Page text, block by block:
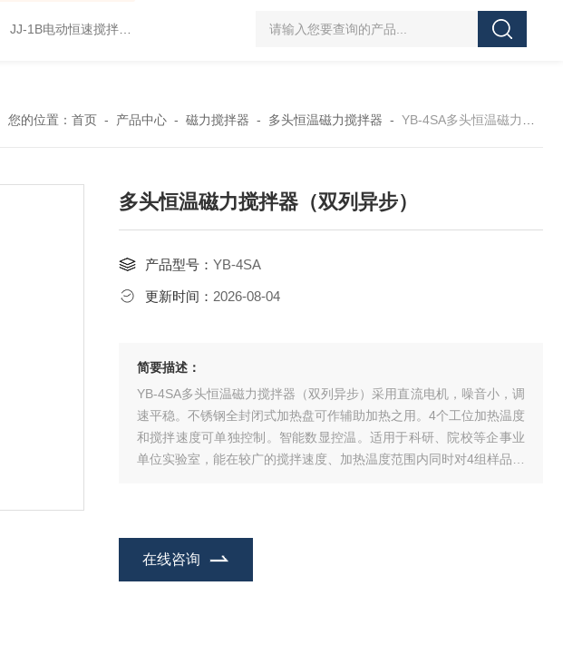
JJ-1B电动恒速搅拌器 SHZ-D（Ⅲ）循环水式多用真空泵厂家价格 XK97-A菌落计数器生产厂家
您的位置： 首页- 产品中心- 磁力搅拌器 - 多头恒温磁力搅拌器 - YB-4SA多头恒温磁力搅拌器（双列异步）
多头恒温磁力搅拌器（双列异步）
产品型号： YB-4SA
更新时间： 2026-08-04
简要描述：
YB-4SA多头恒温磁力搅拌器（双列异步）采用直流电机，噪音小，调
速平稳。不锈钢全封闭式加热盘可作辅助加热之用。4个工位加热温度
和搅拌速度可单独控制。智能数显控温。适用于科研、院校等企事业
单位实验室，能在较广的搅拌速度、加热温度范围内同时对4组样品溶
在线咨询